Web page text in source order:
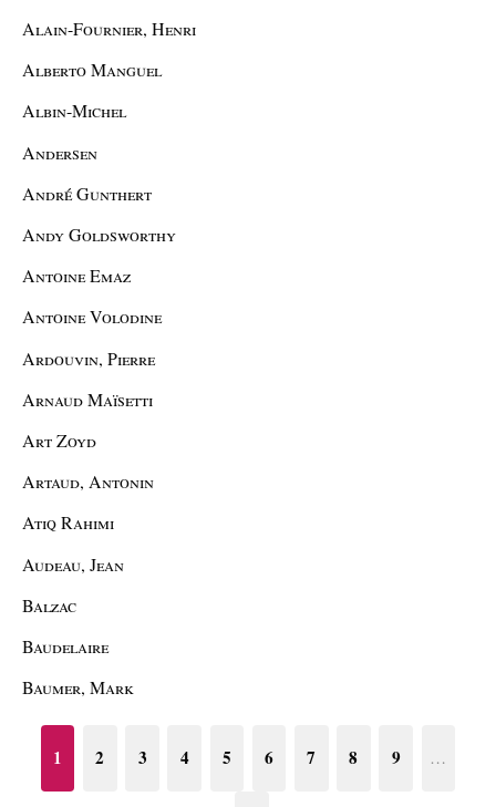
Alain-Fournier, Henri
Alberto Manguel
Albin-Michel
Andersen
André Gunthert
Andy Goldsworthy
Antoine Emaz
Antoine Volodine
Ardouvin, Pierre
Arnaud Maïsetti
Art Zoyd
Artaud, Antonin
Atiq Rahimi
Audeau, Jean
Balzac
Baudelaire
Baumer, Mark
1 2 3 4 5 6 7 8 9 …